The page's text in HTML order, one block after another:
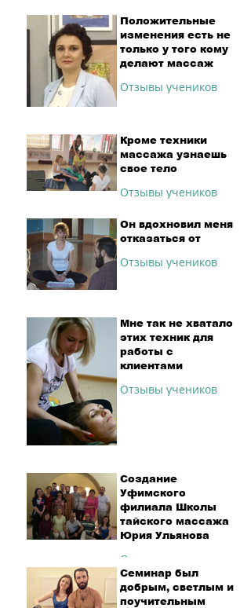
Положительные
изменения есть не
только у того кому
делают массаж
Отзывы учеников
Кроме техники
массажа узнаешь
свое тело
Отзывы учеников
Он вдохновил меня
отказаться от
Отзывы учеников
Мне так не хватало
этих техник для
работы с
клиентами
Отзывы учеников
Создание
Уфимского
филиала Школы
тайского массажа
Юрия Ульянова
Отзывы учеников
Семинар был
добрым, светлым и
поучительным